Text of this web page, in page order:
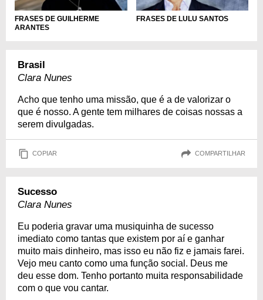
FRASES DE GUILHERME
ARANTES
FRASES DE LULU SANTOS
Brasil
Clara Nunes
Acho que tenho uma missão, que é a de valorizar o
que é nosso. A gente tem milhares de coisas nossas a
serem divulgadas.
COPIAR COMPARTILHAR
Sucesso
Clara Nunes
Eu poderia gravar uma musiquinha de sucesso
imediato como tantas que existem por aí e ganhar
muito mais dinheiro, mas isso eu não fiz e jamais farei.
Vejo meu canto como uma função social. Deus me
deu esse dom. Tenho portanto muita responsabilidade
com o que vou cantar.